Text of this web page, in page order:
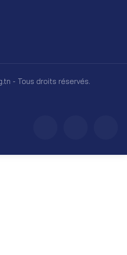
- Tous droits réservés.